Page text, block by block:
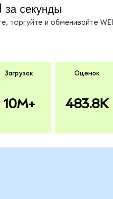
секунды
торгуйте и обменивайте
Загрузок
10M+
Оценок
483.8K